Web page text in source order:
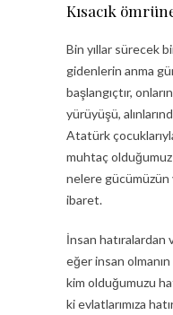
Kısacık
Bin yıllar sürecek
gidenlerin anma
başlangıçtır,
yürüyüşü,
Atatürk
muhtaç
nelere
ibaret.
İnsan hatıralardan
eğer insan
kim olduğumuzu
ki evlatlarımıza